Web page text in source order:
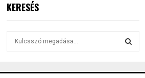
KERESÉS